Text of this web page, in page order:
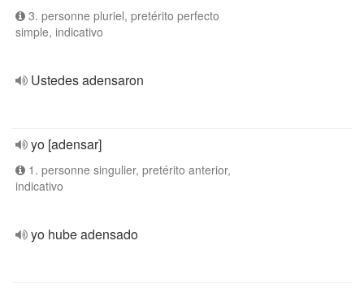
3. personne pluriel, pretérito perfecto
simple, indicativo
Ustedes adensaron
yo [adensar]
1. personne singulier, pretérito anterior,
indicativo
yo hube adensado